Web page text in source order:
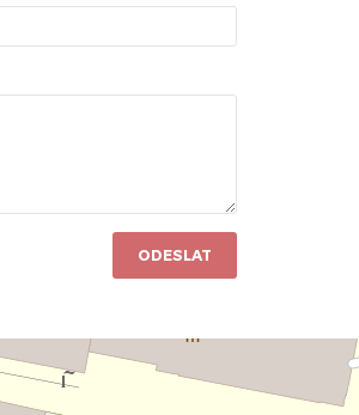
ODESLAT